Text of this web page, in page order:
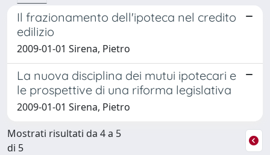
Il frazionamento dell'ipoteca nel credito
edilizio
2009-01-01 Sirena, Pietro
La nuova disciplina dei mutui ipotecari e
le prospettive di una riforma legislativa
2009-01-01 Sirena, Pietro
Mostrati risultati da 4 a 5
di 5